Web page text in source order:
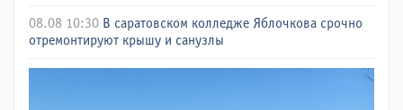
08.08 10:30 В саратовском колледже Яблочкова срочно
отремонтируют крышу и санузлы